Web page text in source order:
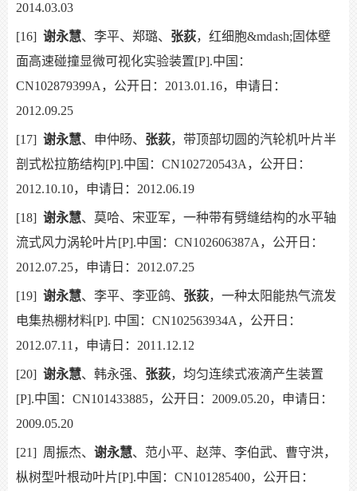
2014.03.03
[16] 谢永慧、李平、郑璐、 张荻，红细胞&mdash;固体壁
面高速碰撞显微可视化实验装置[P].中国：
CN102879399A，公开日：2013.01.16，申请日：
2012.09.25
[17] 谢永慧、申仲旸、 张荻，带顶部切圆的汽轮机叶片半
剖式松拉筋结构[P].中国：CN102720543A，公开日：
2012.10.10，申请日：2012.06.19
[18] 谢永慧、莫哈、宋亚军，一种带有劈缝结构的水平轴
流式风力涡轮叶片[P].中国：CN102606387A，公开日：
2012.07.25，申请日：2012.07.25
[19] 谢永慧、李平、李亚鸽、 张荻，一种太阳能热气流发
电集热棚材料[P]. 中国：CN102563934A，公开日：
2012.07.11，申请日：2011.12.12
[20] 谢永慧、韩永强、 张荻，均匀连续式液滴产生装置
[P].中国：CN101433885，公开日：2009.05.20，申请日：
2009.05.20
[21] 周振杰、 谢永慧、范小平、赵萍、李伯武、曹守洪，
枞树型叶根动叶片[P].中国：CN101285400，公开日：